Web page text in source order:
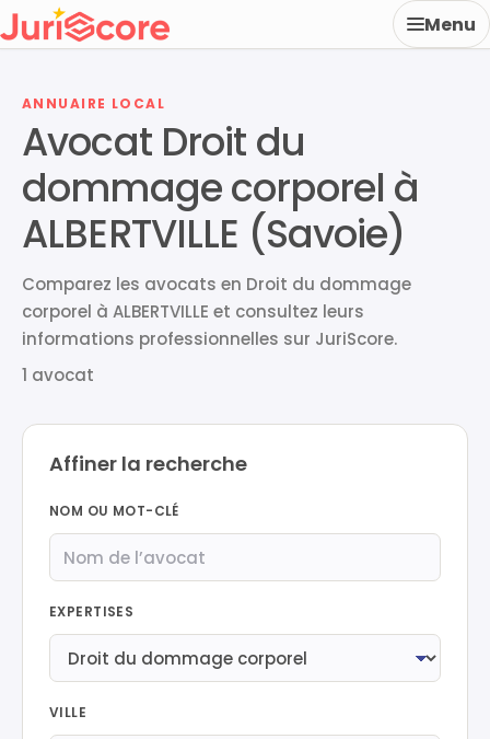
Menu
ANNUAIRE LOCAL
Avocat Droit du
dommage corporel à
ALBERTVILLE (Savoie)
Comparez les avocats en Droit du dommage
corporel à ALBERTVILLE et consultez leurs
informations professionnelles sur JuriScore.
1 avocat
Affiner la recherche
NOM OU MOT-CLÉ
EXPERTISES
VILLE